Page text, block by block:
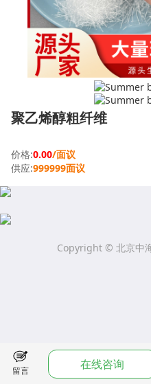
聚乙烯醇粗纤维
价格:0.00/面议
供应:999999面议
留言 在线咨询
Copyright © 北京中